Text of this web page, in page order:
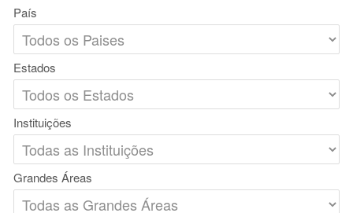
País
Estados
Instituições
Grandes Áreas